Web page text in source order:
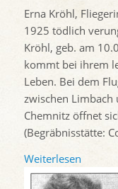
Erna Kröhl,
1925 tödlich
Kröhl, geb. am
kommt bei ihrem
Leben. Bei dem
zwischen
Chemnitz öffnet
(Begräbnisstätte:
Weiterlesen